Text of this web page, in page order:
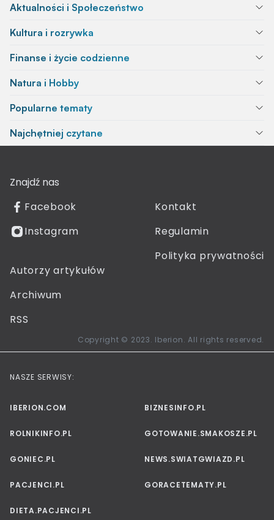
Aktualności i Społeczeństwo
Kultura i rozrywka
Finanse i życie codzienne
Natura i Hobby
Popularne tematy
Najchętniej czytane
Znajdź nas
Facebook
Instagram
Kontakt
Regulamin
Polityka prywatności
Autorzy artykułów
Archiwum
RSS
Copyright © 2023. Iberion. All rights reserved.
NASZE SERWISY:
IBERION.COM BIZNESINFO.PL
ROLNIKINFO.PL GOTOWANIE.SMAKOSZE.PL
GONIEC.PL NEWS.SWIATGWIAZD.PL
PACJENCI.PL GORACETEMATY.PL
DIETA.PACJENCI.PL